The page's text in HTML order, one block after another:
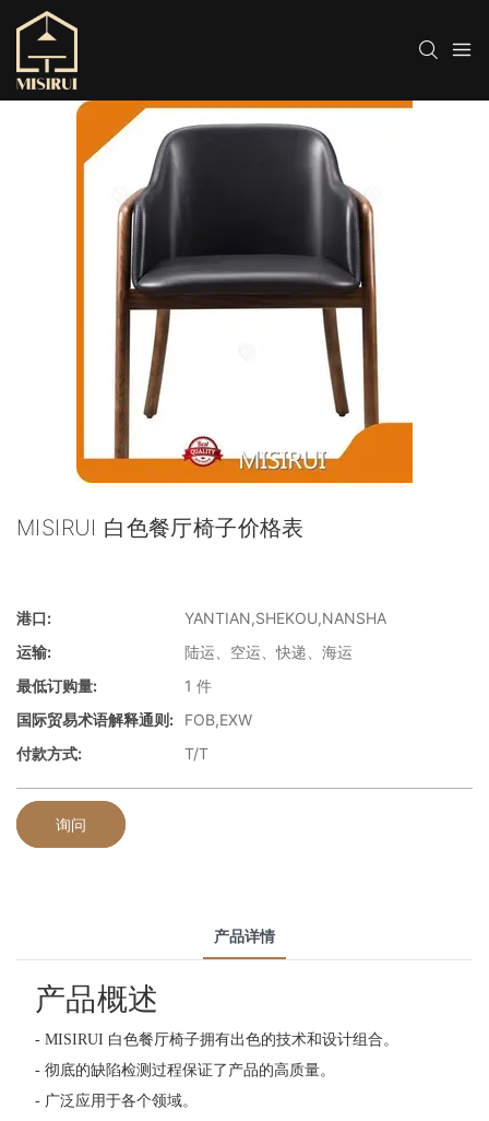
MISIRUI 白色餐厅椅子价格表
港口:
YANTIAN,SHEKOU,NANSHA
运输:
陆运、空运、快递、海运
最低订购量:
1 件
国际贸易术语解释通则:
FOB,EXW
付款方式:
T/T
询问
产品详情
产品概述
- MISIRUI 白色餐厅椅子拥有出色的技术和设计组合。
- 彻底的缺陷检测过程保证了产品的高质量。
- 广泛应用于各个领域。